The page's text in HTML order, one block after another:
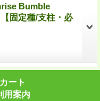
Bumble
固定種/支柱・必
ート
用案内